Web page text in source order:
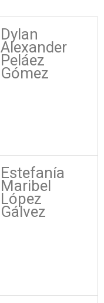
Dylan
Alexander
Peláez
Gómez
Estefanía
Maribel
López
Gálvez